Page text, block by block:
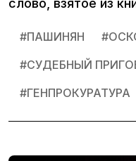
слово, взятое из
#ПАШИНЯН #
#СУДЕБНЫЙ
#ГЕНПРОКУРАТУРА